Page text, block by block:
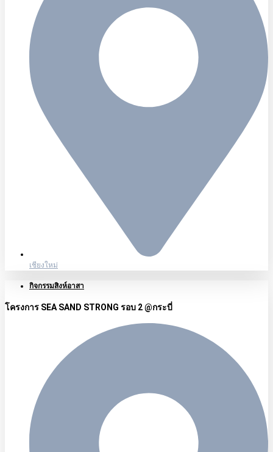
เชียงใหม่
กิจกรรมสิงห์อาสา
โครงการ SEA SAND STRONG รอบ 2 @กระบี่